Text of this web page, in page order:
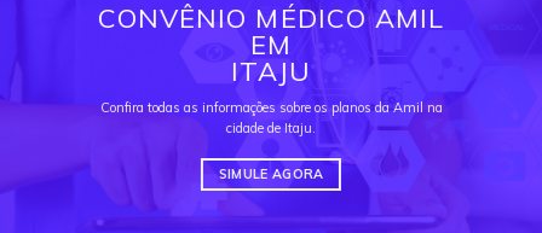
CONVÊNIO MÉDICO AMIL
EM
ITAJU
Confira todas as informações sobre os planos da Amil na
cidade de Itaju.
SIMULE AGORA